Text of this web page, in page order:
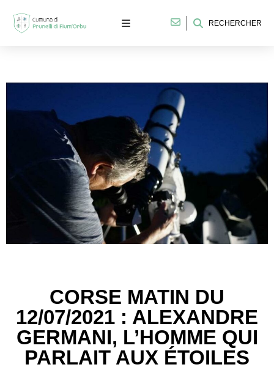
RECHERCHER
CORSE MATIN DU
12/07/2021 : ALEXANDRE
GERMANI, L’HOMME QUI
PARLAIT AUX ÉTOILES